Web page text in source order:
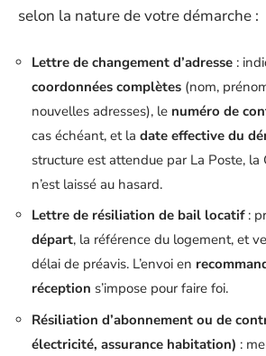
selon la nature de votre démarche :
Lettre de changement d’adresse :
coordonnées complètes (nom,
nouvelles adresses), le numéro de
cas échéant, et la date effective du
structure est attendue par La Poste, la
n’est laissé au hasard.
Lettre de résiliation de bail locatif:
départ, la référence du logement, et
délai de préavis. L’envoi en
réception s’impose pour faire foi.
Résiliation d’abonnement ou de
électricité, assurance habitation) :